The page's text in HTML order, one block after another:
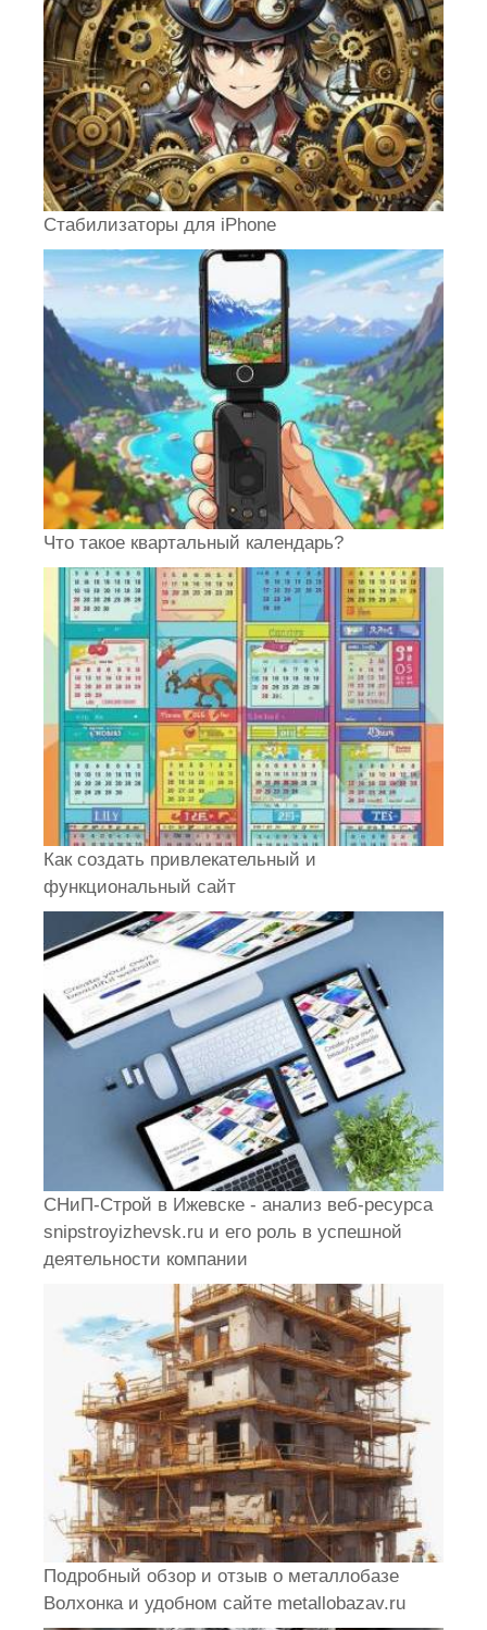
Стабилизаторы для iPhone
Что такое квартальный календарь?
Как создать привлекательный и
функциональный сайт
СНиП-Строй в Ижевске - анализ веб-ресурса
snipstroyizhevsk.ru и его роль в успешной
деятельности компании
Подробный обзор и отзыв о металлобазе
Волхонка и удобном сайте metallobazav.ru